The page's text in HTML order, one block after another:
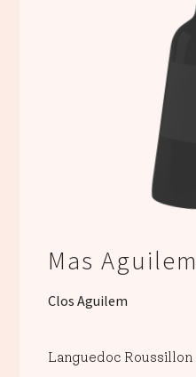
Mas Aguilem
Clos Aguilem
Languedoc Roussillon